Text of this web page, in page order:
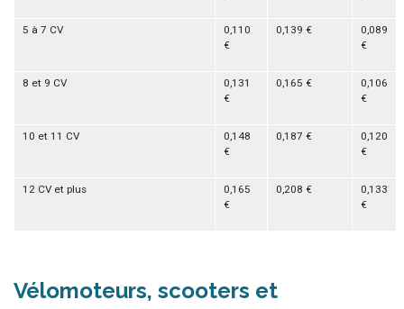
5 à 7 CV
0,110
€
0,139 €
0,089
€
8 et 9 CV
0,131
€
0,165 €
0,106
€
10 et 11 CV
0,148
€
0,187 €
0,120
€
12 CV et plus
0,165
€
0,208 €
0,133
€
Vélomoteurs, scooters et